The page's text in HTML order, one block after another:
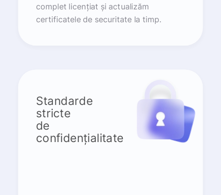
complet licențiat și actualizăm
certificatele de securitate la timp.
Standarde
stricte
de
confidențialitate